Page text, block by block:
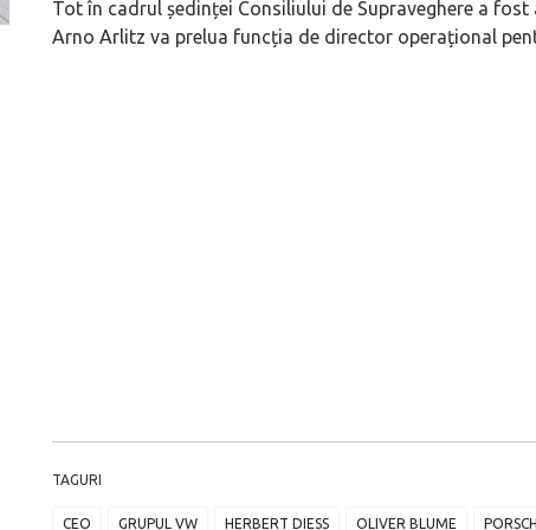
Tot în cadrul ședinței Consiliului de Supraveghere a
Arno Arlitz va prelua funcția de director operațional
TAGURI
CEO GRUPUL VW HERBERT DIESS OLIVER BLUME